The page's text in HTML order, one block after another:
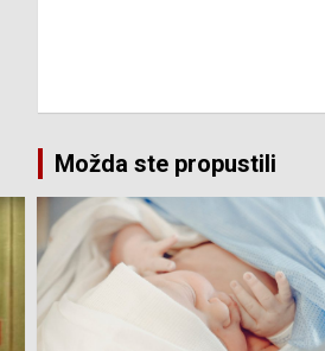
Možda ste propustili